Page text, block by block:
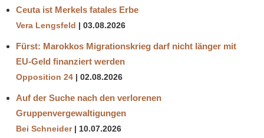
Ceuta ist Merkels fatales Erbe
Vera Lengsfeld 03.08.2026
Fürst: Marokkos Migrationskrieg darf nicht länger mit
EU-Geld finanziert werden
Opposition 24 02.08.2026
Auf der Suche nach den verlorenen
Gruppenvergewaltigungen
Bei Schneider 10.07.2026